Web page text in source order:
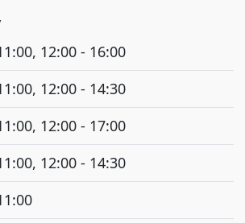
12:00 - 16:00
12:00 - 14:30
12:00 - 17:00
12:00 - 14:30